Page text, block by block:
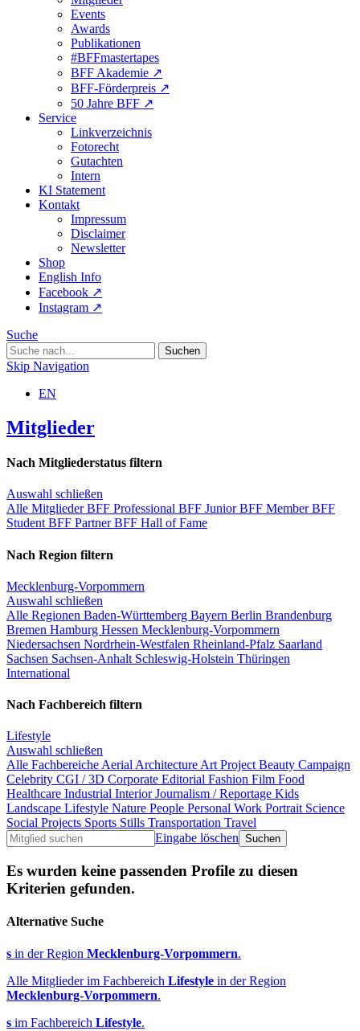
Events
Awards
Publikationen
#BFFmastertapes
BFF Akademie ↗︎
BFF-Förderpreis ↗︎
50 Jahre BFF ↗︎
Service
Linkverzeichnis
Fotorecht
Gutachten
Intern
KI Statement
Kontakt
Impressum
Disclaimer
Newsletter
Shop
English Info
Facebook ↗︎
Instagram ↗︎
Suche
Skip Navigation
EN
Mitglieder
Nach Mitgliederstatus filtern
Auswahl schließen
Alle MitgliederBFF Professional BFF JuniorBFF MemberBFF
Student BFF PartnerBFF Hall of Fame
Nach Region filtern
Mecklenburg-Vorpommern
Auswahl schließen
Alle Regionen Baden-Württemberg Bayern Berlin Brandenburg
Bremen Hamburg Hessen Mecklenburg-Vorpommern
Niedersachsen Nordrhein-Westfalen Rheinland-Pfalz Saarland
Sachsen Sachsen-Anhalt Schleswig-Holstein Thüringen
International
Nach Fachbereich filtern
Lifestyle
Auswahl schließen
Alle Fachbereiche Aerial Architecture Art Project Beauty Campaign
Celebrity CGI / 3D Corporate Editorial Fashion Film Food
Healthcare Industrial InteriorJournalism / Reportage Kids
Landscape Lifestyle Nature People Personal Work Portrait Science
Social Projects Sports Stills Transportation Travel
Eingabe löschen
Es wurden keine passenden Profile zu diesen
Kriterien gefunden.
Alternative Suche
s in der Region Mecklenburg-Vorpommern.
Alle Mitglieder im Fachbereich Lifestyle in der Region
Mecklenburg-Vorpommern.
s im Fachbereich Lifestyle.